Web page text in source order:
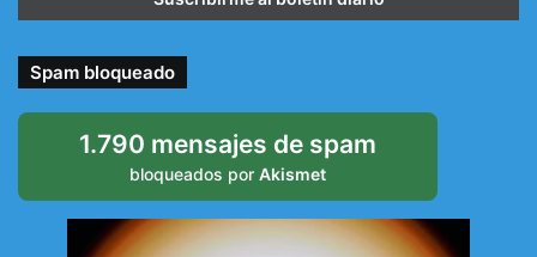
Spam bloqueado
1.790 mensajes de spam
bloqueados por Akismet